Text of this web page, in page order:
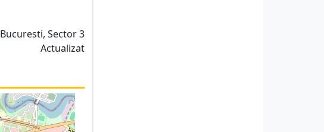
Bucuresti, Sector 3
Actualizat